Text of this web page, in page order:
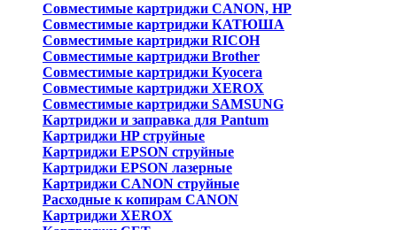
Совместимые картриджи CANON, HP
Совместимые картриджи КАТЮША
Совместимые картриджи RICOH
Совместимые картриджи Brother
Совместимые картриджи Kyocera
Совместимые картриджи XEROX
Совместимые картриджи SAMSUNG
Картриджи и заправка для Pantum
Картриджи HP струйные
Картриджи EPSON струйные
Картриджи EPSON лазерные
Картриджи CANON струйные
Расходные к копирам CANON
Картриджи XEROX